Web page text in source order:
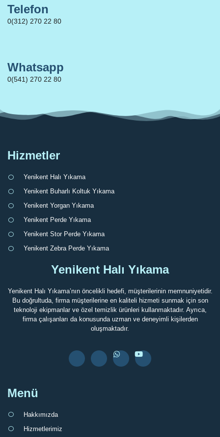
Telefon
0(312) 270 22 80
Whatsapp
0(541) 270 22 80
Hizmetler
Yenikent Halı Yıkama
Yenikent Buharlı Koltuk Yıkama
Yenikent Yorgan Yıkama
Yenikent Perde Yıkama
Yenikent Stor Perde Yıkama
Yenikent Zebra Perde Yıkama
Yenikent Halı Yıkama
Yenikent Halı Yıkama’nın öncelikli hedefi, müşterilerinin memnuniyetidir.
Bu doğrultuda, firma müşterilerine en kaliteli hizmeti sunmak için son
teknoloji ekipmanlar ve özel temizlik ürünleri kullanmaktadır. Ayrıca,
firma çalışanları da konusunda uzman ve deneyimli kişilerden
oluşmaktadır.
Menü
Hakkımızda
Hizmetlerimiz